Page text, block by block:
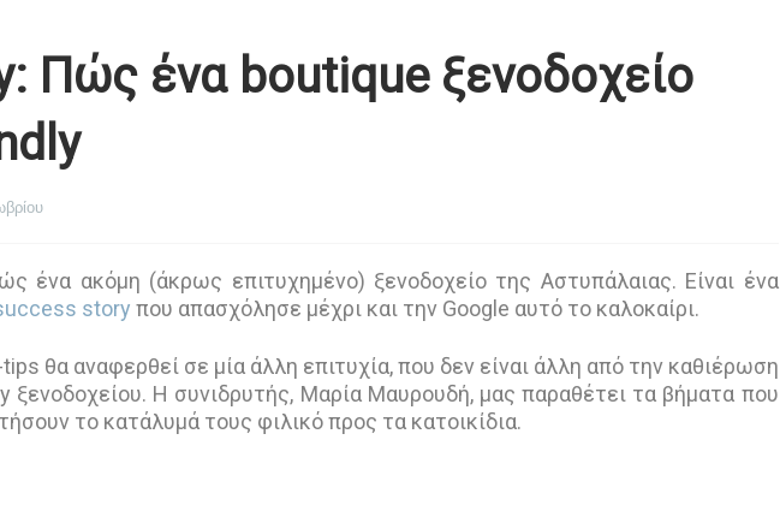
Πώς ένα boutique ξενοδοχείο
ένα ακόμη (άκρως επιτυχημένο) ξενοδοχείο της Αστυπάλαιας. Είναι ένα
story που απασχόλησε μέχρι και την Google αυτό το καλοκαίρι.
θα αναφερθεί σε μία άλλη επιτυχία, που δεν είναι άλλη από την καθιέρωση
Η συνιδρυτής, Μαρία Μαυρουδή, μας παραθέτει τα βήματα που
το κατάλυμά τους φιλικό προς τα κατοικίδια.